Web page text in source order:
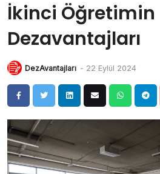
İkinci Öğretimin
Dezavantajları
DezAvantajları - 22 Eylül 2024